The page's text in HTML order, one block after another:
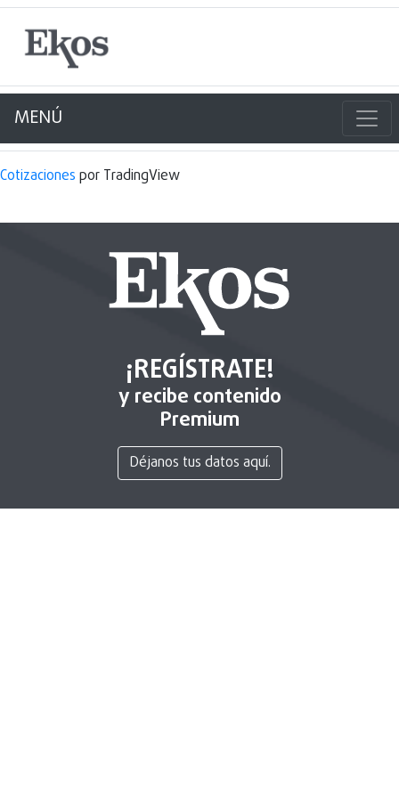
MENÚ
Cotizaciones por TradingView
¡REGÍSTRATE!
y recibe contenido
Premium
Déjanos tus datos aquí.